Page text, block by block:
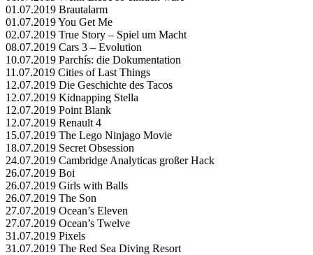
01.07.2019 Brautalarm
01.07.2019 You Get Me
02.07.2019 True Story – Spiel um Macht
08.07.2019 Cars 3 – Evolution
10.07.2019 Parchís: die Dokumentation
11.07.2019 Cities of Last Things
12.07.2019 Die Geschichte des Tacos
12.07.2019 Kidnapping Stella
12.07.2019 Point Blank
12.07.2019 Renault 4
15.07.2019 The Lego Ninjago Movie
18.07.2019 Secret Obsession
24.07.2019 Cambridge Analyticas großer Hack
26.07.2019 Boi
26.07.2019 Girls with Balls
26.07.2019 The Son
27.07.2019 Ocean’s Eleven
27.07.2019 Ocean’s Twelve
31.07.2019 Pixels
31.07.2019 The Red Sea Diving Resort